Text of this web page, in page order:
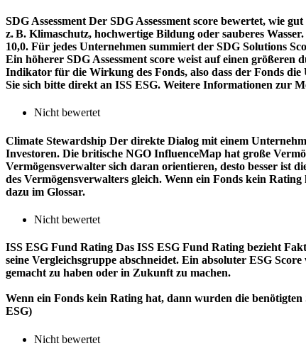
SDG Assessment Der SDG Assessment score bewertet, wie
z. B. Klimaschutz, hochwertige Bildung oder sauberes
10,0. Für jedes Unternehmen summiert der SDG Solutions
Ein höherer SDG Assessment score weist auf einen
Indikator für die Wirkung des Fonds, also dass der Fonds
Sie sich bitte direkt an ISS ESG. Weitere Informationen zur
Nicht bewertet
Climate Stewardship Der direkte Dialog mit einem
Investoren. Die britische NGO InfluenceMap hat große
Vermögensverwalter sich daran orientieren, desto besser ist
des Vermögensverwalters gleich. Wenn ein Fonds kein
dazu im Glossar.
Nicht bewertet
ISS ESG Fund Rating Das ISS ESG Fund Rating bezieht
seine Vergleichsgruppe abschneidet. Ein absoluter ESG
gemacht zu haben oder in Zukunft zu machen.
Wenn ein Fonds kein Rating hat, dann wurden die
ESG)
Nicht bewertet